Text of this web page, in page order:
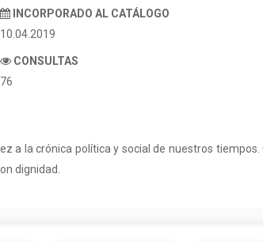
INCORPORADO AL CATÁLOGO
10.04.2019
CONSULTAS
76
a la crónica política y social de nuestros
dignidad.